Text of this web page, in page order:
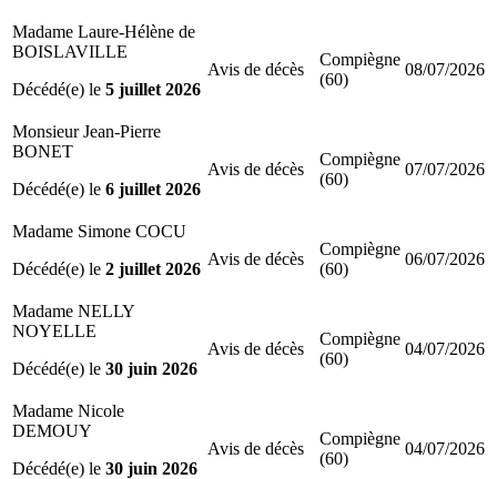
Madame Laure-Hélène de
BOISLAVILLE
Décédé(e) le 5 juillet 2026
Avis de décès
Compiègne
(60)
08/07/2026
Monsieur Jean-Pierre
BONET
Décédé(e) le 6 juillet 2026
Avis de décès
Compiègne
(60)
07/07/2026
Madame Simone COCU
Décédé(e) le 2 juillet 2026
Avis de décès
Compiègne
(60)
06/07/2026
Madame NELLY
NOYELLE
Décédé(e) le 30 juin 2026
Avis de décès
Compiègne
(60)
04/07/2026
Madame Nicole
DEMOUY
Décédé(e) le 30 juin 2026
Avis de décès
Compiègne
(60)
04/07/2026